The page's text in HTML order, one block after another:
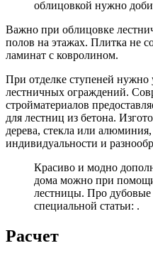
облицовкой нужно
Важно при облицовке
полов на этажах. Плитка не
ламинат с ковролином.
При отделке ступеней нужно
лестничных ограждений.
стройматериалов
для лестниц из бетона.
дерева, стекла или
индивидуальности и
Красиво и модно
дома можно при
лестницы. Про дубовые
специальной статьи: .
Расчет